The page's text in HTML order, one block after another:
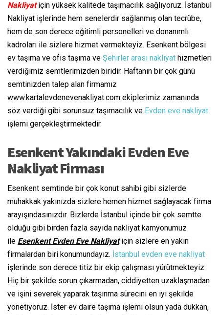
Nakliyatiçin yüksek kalitede taşımacılık sağlıyoruz. İstanbul
Nakliyat işlerinde hem senelerdir sağlanmış olan tecrübe,
hem de son derece eğitimli personelleri ve donanımlı
kadroları ile sizlere hizmet vermekteyiz. Esenkent bölgesi
ev taşıma ve ofis taşıma ve Şehirler arası nakliyat hizmetleri
verdiğimiz semtlerimizden biridir. Haftanın bir çok günü
semtinizden talep alan firmamız
www.kartalevdenevenakliyat.com ekiplerimiz zamanında
söz verdiği gibi sorunsuz taşımacılık ve Evden eve nakliyat
işlemi gerçekleştirmektedir.
Esenkent Yakındaki Evden Eve
Nakliyat Firması
Esenkent semtinde bir çok konut sahibi gibi sizlerde
muhakkak yakınızda sizlere hemen hizmet sağlayacak firma
arayışındasınızdır. Bizlerde İstanbul içinde bir çok semtte
olduğu gibi birden fazla sayıda nakliyat kamyonumuz
ile Esenkent Evden Eve Nakliyatiçin sizlere en yakın
firmalardan biri konumundayız. İstanbul evden eve nakliyat
işlerinde son derece titiz bir ekip çalışması yürütmekteyiz.
Hiç bir şekilde sorun çıkarmadan, ciddiyetten uzaklaşmadan
ve işini severek yaparak taşınma sürecini en iyi şekilde
yönetiyoruz. İster ev daire taşıma işlemi olsun yada dükkan,